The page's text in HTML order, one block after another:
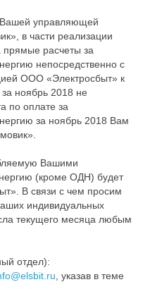
Вашей управляющей
в части реализации
расчеты за
непосредственно с
ООО «Электросбыт» к
ноябрь 2018 не
по оплате за
за ноябрь 2018 Вам
Вашими
(кроме ОДН) будет
В связи с чем просим
индивидуальных
текущего месяца любым
отдел):
, указав в теме